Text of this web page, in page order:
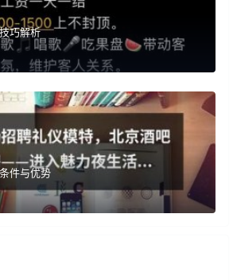
巧解析
件与优势